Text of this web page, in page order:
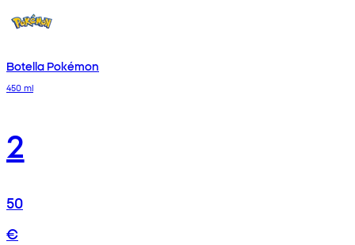
Botella Pokémon
450 ml
2
50
€